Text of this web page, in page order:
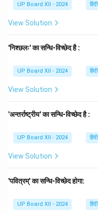
UP Board XII - 2024 हिंदी
View Solution
'निश्छलः' का सन्धि-विच्छेद है :
UP Board XII - 2024 हिंदी
View Solution
'अन्तर्राष्ट्रीय' का सन्धि-विच्छेद है :
UP Board XII - 2024 हिंदी
View Solution
'पवित्रम्' का सन्धि-विच्छेद होगा:
UP Board XII - 2024 हिंदी